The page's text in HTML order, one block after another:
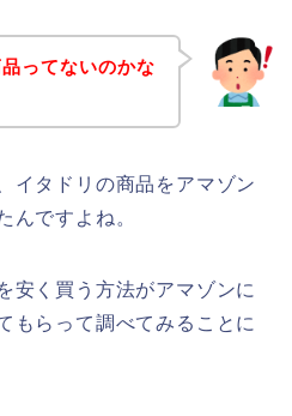
ってないのかな
イタドリの商品をアマゾン
んですよね。
安く買う方法がアマゾンに
もらって調べてみることに